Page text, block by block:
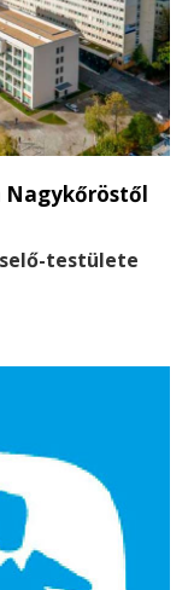
Nagykőröstől
testülete